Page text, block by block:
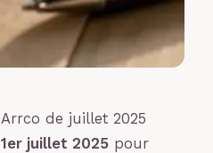
de juillet 2025
juillet 2025 pour